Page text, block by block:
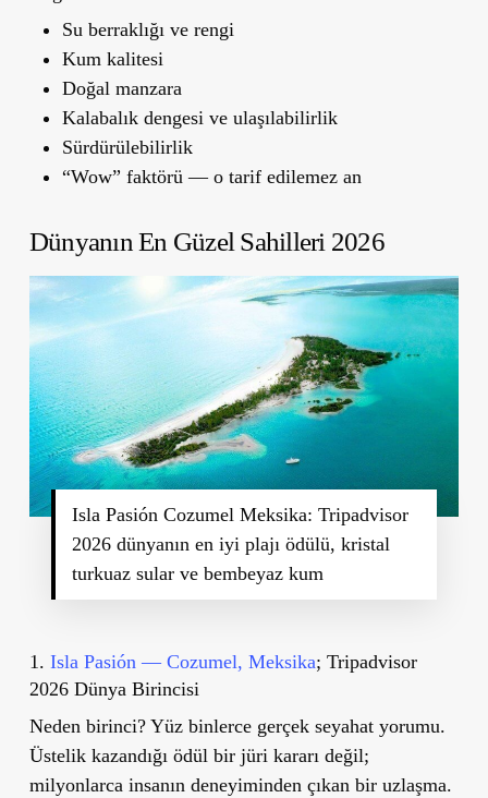
Su berraklığı ve rengi
Kum kalitesi
Doğal manzara
Kalabalık dengesi ve ulaşılabilirlik
Sürdürülebilirlik
“Wow” faktörü — o tarif edilemez an
Dünyanın En Güzel Sahilleri 2026
Isla Pasión Cozumel Meksika: Tripadvisor
2026 dünyanın en iyi plajı ödülü, kristal
turkuaz sular ve bembeyaz kum
1. Isla Pasión — Cozumel, Meksika; Tripadvisor
2026 Dünya Birincisi
Neden birinci? Yüz binlerce gerçek seyahat yorumu.
Üstelik kazandığı ödül bir jüri kararı değil;
milyonlarca insanın deneyiminden çıkan bir uzlaşma.